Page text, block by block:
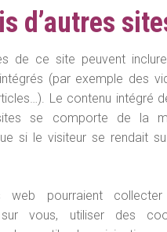
d’autres
de ce site peuvent
(par exemple des
Le contenu intégré
se comporte de la
si le visiteur se rendait
web pourraient
vous, utiliser des